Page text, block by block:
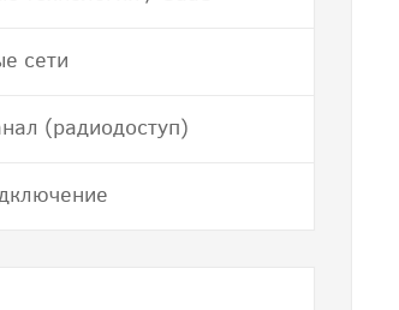
сети
(радиодоступ)